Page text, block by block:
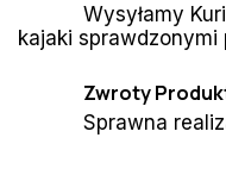
Wysyłamy
kajaki sprawdzonymi
Zwroty
Sprawna